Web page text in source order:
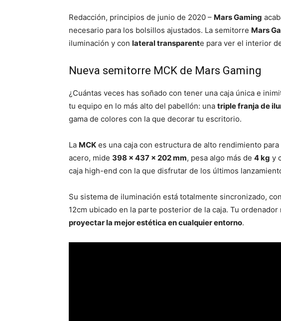
Redacción, principios de junio de 2020 – Mars Gaming
necesario para los bolsillos ajustados. La semitorre Mars
iluminación y con lateral transparente para ver el interior
Nueva semitorre MCK de Mars Gaming
¿Cuántas veces has soñado con tener una caja única e
tu equipo en lo más alto del pabellón: una triple franja de
gama de colores con la que decorar tu escritorio.
La MCK es una caja con estructura de alto rendimiento para
acero, mide 398 x 437 x 202 mm, pesa algo más de 4 kg y
caja high-end con la que disfrutar de los últimos
Su sistema de iluminación está totalmente sincronizado, con
12cm ubicado en la parte posterior de la caja. Tu
proyectar la mejor estética en cualquier entorno.